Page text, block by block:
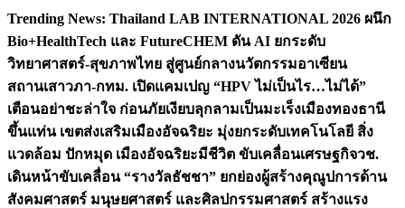
Skip
content
Trending News: Thailand LAB INTERNATIONAL 2026 ผนึก
Bio+HealthTech และ FutureCHEM ดัน AI ยกระดับ
วิทยาศาสตร์-สุขภาพไทย สู่ศูนย์กลางนวัตกรรมอาเซียน
สถานเสาวภา-กทม. เปิดแคมเปญ “HPV ไม่เป็นไร…ไม่ได้”
เตือนอย่าชะล่าใจ ก่อนภัยเงียบลุกลามเป็นมะเร็งเมืองทองธานี
ขึ้นแท่น เขตส่งเสริมเมืองอัจฉริยะ มุ่งยกระดับเทคโนโลยี สิ่ง
แวดล้อม ปักหมุด เมืองอัจฉริยะมีชีวิต ขับเคลื่อนเศรษฐกิจวช.
เดินหน้าขับเคลื่อน “รางวัลธัชชา” ยกย่องผู้สร้างคุณูปการด้าน
สังคมศาสตร์ มนุษยศาสตร์ และศิลปกรรมศาสตร์ สร้างแรง